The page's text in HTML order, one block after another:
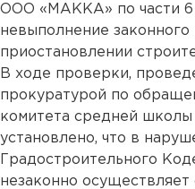
ООО «МАККА» по части 6
невыполнение законного
приостановлении
В ходе проверки,
прокуратурой по
комитета средней
установлено, что в
Градостроительного
незаконно